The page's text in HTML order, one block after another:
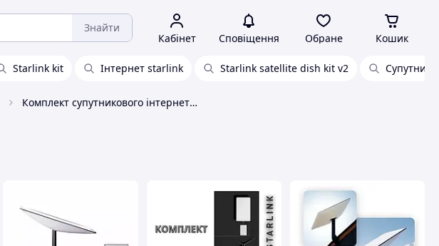
Знайти
Кабінет Сповіщення Обране Кошик
Starlink kit Інтернет starlink Starlink satellite dish kit v2
Комплект супутникового інтернету starlink v2